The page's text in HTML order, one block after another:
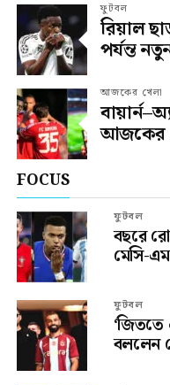
ফুটবল
রিয়াল
পর্যন্ত
আজকের খেলা
আজকের
FOCUS
ফুটবল
বছরে
মেসি-
ফুটবল
‘জিততে
বললেন